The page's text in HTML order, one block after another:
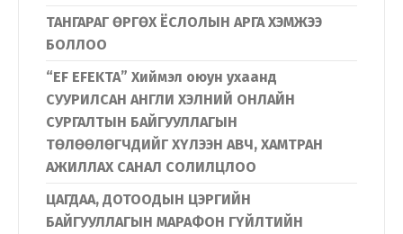
ТАНГАРАГ ӨРГӨХ ЁСЛОЛЫН АРГА ХЭМЖЭЭ
БОЛЛОО
“EF EFEKTA” Хиймэл оюун ухаанд
СУУРИЛСАН АНГЛИ ХЭЛНИЙ ОНЛАЙН
СУРГАЛТЫН БАЙГУУЛЛАГЫН
ТӨЛӨӨЛӨГЧДИЙГ ХҮЛЭЭН АВЧ, ХАМТРАН
АЖИЛЛАХ САНАЛ СОЛИЛЦЛОО
ЦАГДАА, ДОТООДЫН ЦЭРГИЙН
БАЙГУУЛЛАГЫН МАРАФОН ГҮЙЛТИЙН